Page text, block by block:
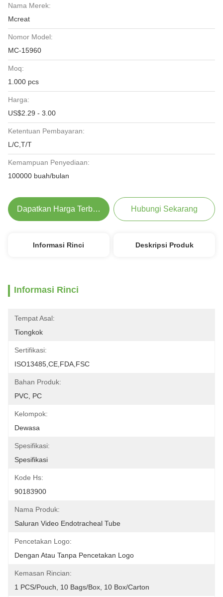
Nama Merek:
Mcreat
Nomor Model:
MC-15960
Moq:
1.000 pcs
Harga:
US$2.29 - 3.00
Ketentuan Pembayaran:
L/C,T/T
Kemampuan Penyediaan:
100000 buah/bulan
Dapatkan Harga Terbaik Hubungi Sekarang
Informasi Rinci Deskripsi Produk
Informasi Rinci
Tempat Asal:
Tiongkok
Sertifikasi:
ISO13485,CE,FDA,FSC
Bahan Produk:
PVC, PC
Kelompok:
Dewasa
Spesifikasi:
Spesifikasi
Kode Hs:
90183900
Nama Produk:
Saluran Video Endotracheal Tube
Pencetakan Logo:
Dengan Atau Tanpa Pencetakan Logo
Kemasan Rincian:
1 PCS/Pouch, 10 Bags/Box, 10 Box/Carton